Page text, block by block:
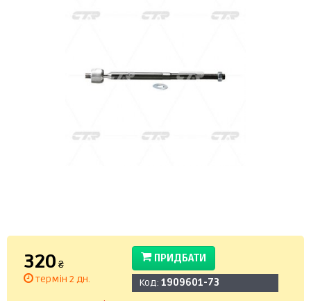
320 ₴
термін 2 дн.
ПРИДБАТИ
Код: 1909601-73